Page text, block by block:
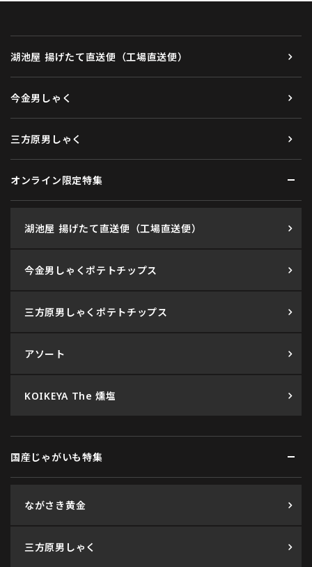
湖池屋 揚げたて直送便（工場直送便）
今金男しゃく
三方原男しゃく
オンライン限定特集
湖池屋 揚げたて直送便（工場直送便）
今金男しゃくポテトチップス
三方原男しゃくポテトチップス
アソート
KOIKEYA The 燻塩
国産じゃがいも特集
ながさき黄金
三方原男しゃく